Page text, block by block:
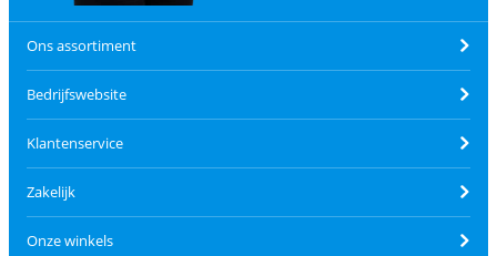
Ons assortiment
Bedrijfswebsite
Klantenservice
Zakelijk
Onze winkels